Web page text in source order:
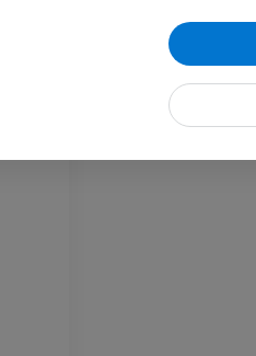
马 - 趾和蹄
插画